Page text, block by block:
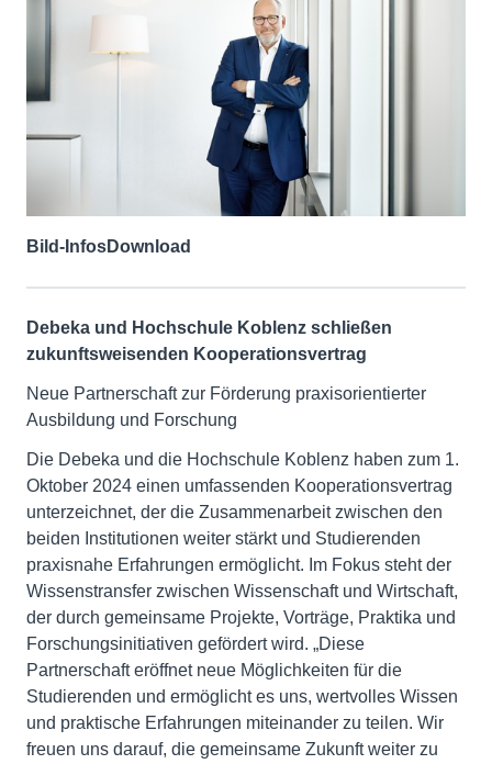
Bild-InfosDownload
Debeka und Hochschule Koblenz schließen
zukunftsweisenden Kooperationsvertrag
Neue Partnerschaft zur Förderung praxisorientierter
Ausbildung und Forschung
Die Debeka und die Hochschule Koblenz haben zum 1.
Oktober 2024 einen umfassenden Kooperationsvertrag
unterzeichnet, der die Zusammenarbeit zwischen den
beiden Institutionen weiter stärkt und Studierenden
praxisnahe Erfahrungen ermöglicht. Im Fokus steht der
Wissenstransfer zwischen Wissenschaft und Wirtschaft,
der durch gemeinsame Projekte, Vorträge, Praktika und
Forschungsinitiativen gefördert wird. „Diese
Partnerschaft eröffnet neue Möglichkeiten für die
Studierenden und ermöglicht es uns, wertvolles Wissen
und praktische Erfahrungen miteinander zu teilen. Wir
freuen uns darauf, die gemeinsame Zukunft weiter zu